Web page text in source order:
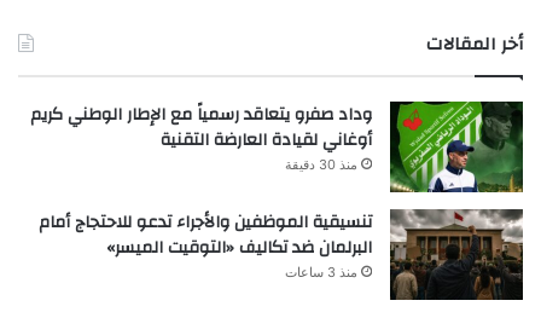
أخر المقالات
وداد صفرو يتعاقد رسمياً مع الإطار الوطني كريم
أوغاني لقيادة العارضة التقنية
منذ 30 دقيقة
تنسيقية الموظفين والأجراء تدعو للاحتجاج أمام
البرلمان ضد تكاليف «التوقيت الميسر»
منذ 3 ساعات